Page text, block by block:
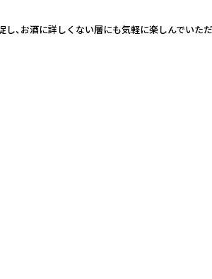
し、お酒に詳しくない層にも気軽に楽しんでいた